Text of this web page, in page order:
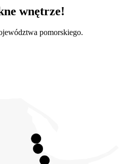
wnętrze!
pomorskiego.